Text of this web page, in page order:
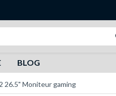
BLOG
26.5" Moniteur gaming